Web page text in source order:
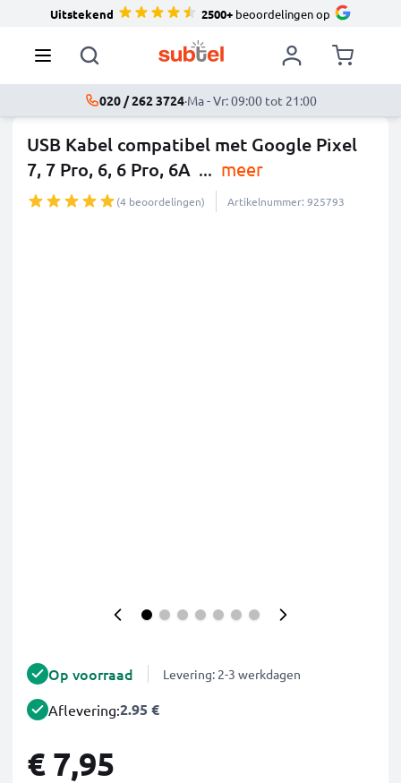
Uitstekend 2500+beoordelingen op
020 / 262 3724·Ma - Vr: 09:00 tot 21:00
USB Kabel compatibel met Google Pixel
7, 7 Pro, 6, 6 Pro, 6A ... meer
(4 beoordelingen) Artikelnummer: 925793
Op voorraad Levering: 2-3 werkdagen
Aflevering:2.95 €
€ 7,95